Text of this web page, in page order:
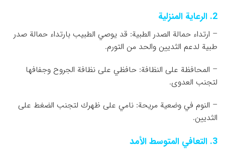
2. الرعاية المنزلية
– ارتداء حمالة الصدر الطبية: قد يوصي الطبيب بارتداء حمالة صدر
طبية لدعم الثديين والحد من التورم.
– المحافظة على النظافة: حافظي على نظافة الجروح وجفافها
لتجنب العدوى.
– النوم في وضعية مريحة: نامي على ظهرك لتجنب الضغط على
الثديين.
3. التعافي المتوسط الأمد